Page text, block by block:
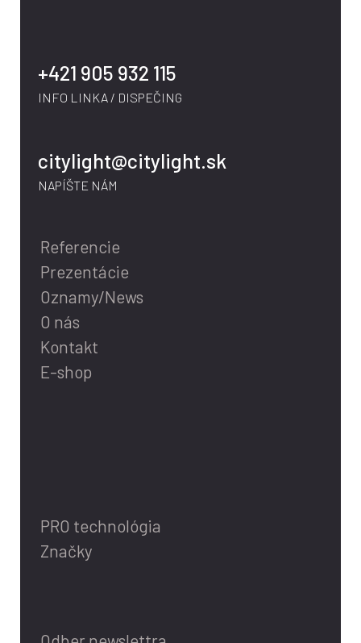
+421 905 932 115
INFO LINKA / DISPEČING
citylight@citylight.sk
NAPÍŠTE NÁM
Referencie
Prezentácie
Oznamy/News
O nás
Kontakt
E-shop
PRO technológia
Značky